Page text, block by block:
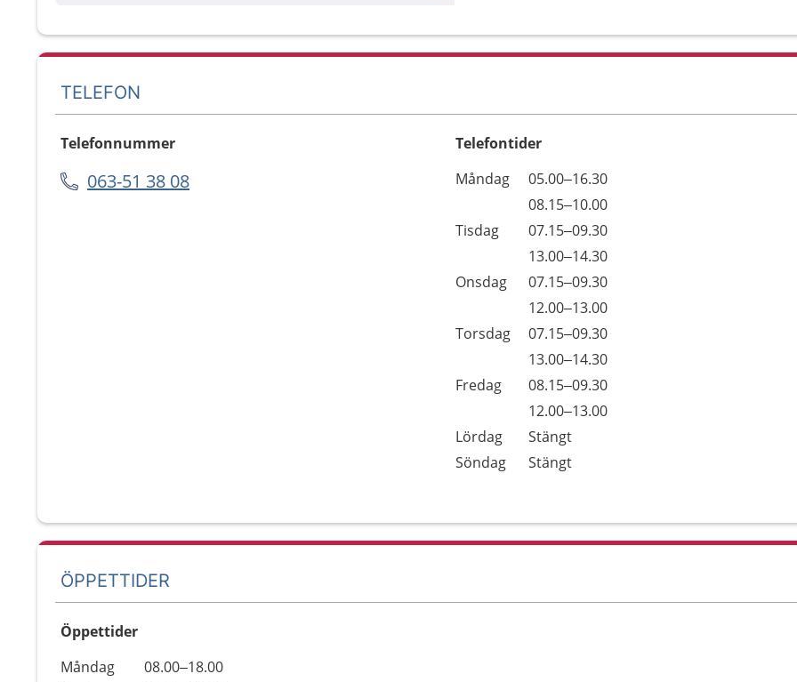
TELEFON
Telefonnummer
063-51 38 08
Telefontider
Dag
Öppettider
Kommentarer
Måndag
05.00–16.30
08.15–10.00
Tisdag
07.15–09.30
13.00–14.30
Onsdag
07.15–09.30
12.00–13.00
Torsdag
07.15–09.30
13.00–14.30
Fredag
08.15–09.30
12.00–13.00
Lördag
Stängt
Söndag
Stängt
ÖPPETTIDER
Öppettider
Dag
Öppettider
Kommentarer
Måndag
08.00–18.00